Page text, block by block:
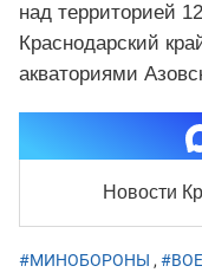
над территорией
Краснодарский
акваториями
Новости
#МИНОБОРОНЫ ,